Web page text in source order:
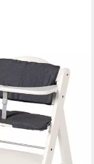
(Set), Holz
Sitzkissen,